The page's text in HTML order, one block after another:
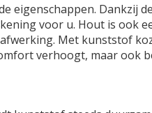
eigenschappen. Dankzij
voor u. Hout is ook
Met kunststof
verhoogt, maar ook